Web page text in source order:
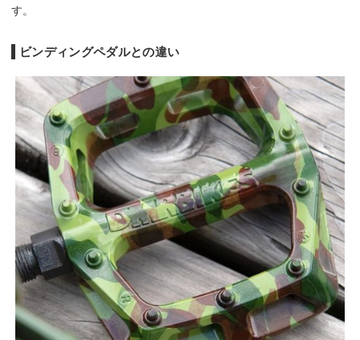
す。
ビンディングペダルとの違い